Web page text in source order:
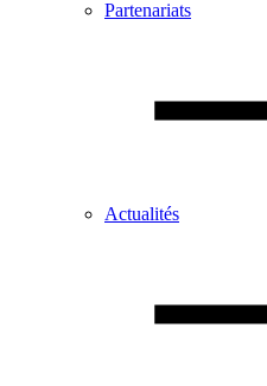
Partenariats
Actualités